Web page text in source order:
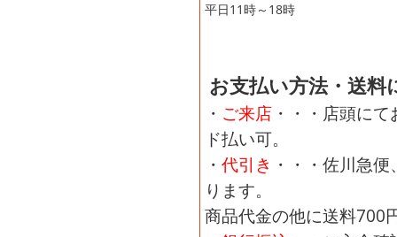
平日11時～18時
お支払い方法・送料
・ ご来店 ・・・店頭に
ド払い可。
・ 代引き ・・・佐川急
ります。
商品代金の他に送料700